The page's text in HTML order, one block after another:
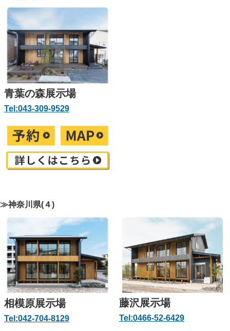
青葉の森展示場
Tel:043-309-9529
≫神奈川県(４)
相模原展示場
Tel:042-704-8129
藤沢展示場
Tel:0466-52-6429